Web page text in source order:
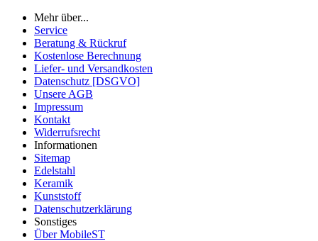
Mehr über...
Service
Beratung & Rückruf
Kostenlose Berechnung
Liefer- und Versandkosten
Datenschutz [DSGVO]
Unsere AGB
Impressum
Kontakt
Widerrufsrecht
Informationen
Sitemap
Edelstahl
Keramik
Kunststoff
Datenschutzerklärung
Sonstiges
Über MobileST